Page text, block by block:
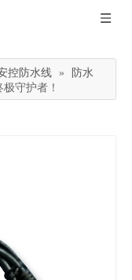
控防水线 »
防水
守护者！